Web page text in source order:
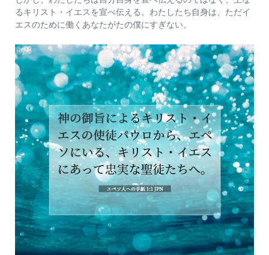
るキリスト・イエスを宣べ伝える。わたしたち自身は、ただイ
エスのために働くあなたがたの僕にすぎない。